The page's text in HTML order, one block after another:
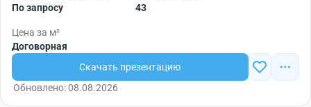
По запросу
43
Цена за м²
Договорная
Скачать презентацию
Обновлено: 08.08.2026